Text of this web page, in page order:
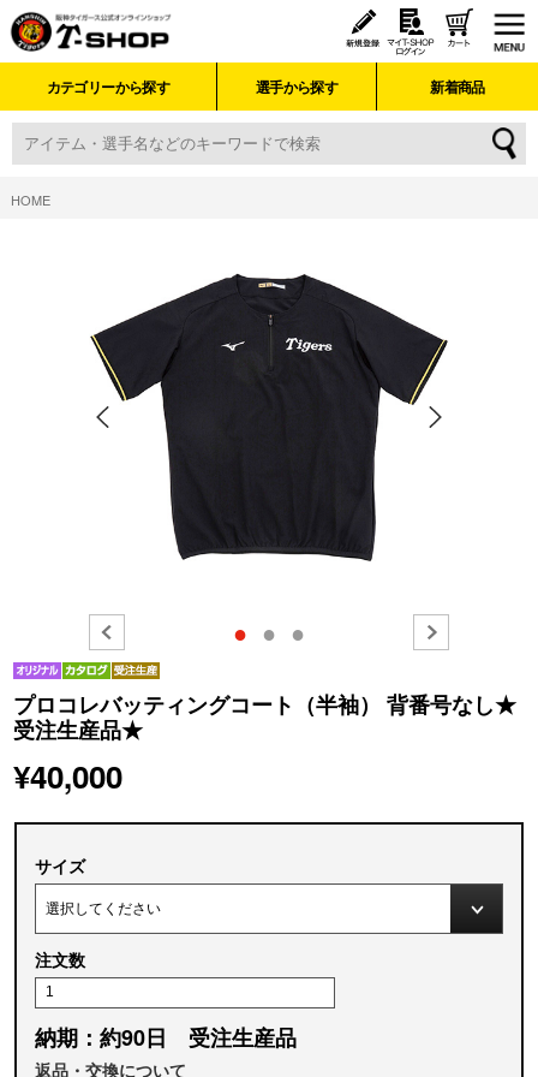
カテゴリーから探す 選手から探す 新着商品
HOME
● ● ●
プロコレバッティングコート（半袖） 背番号なし★
受注生産品★
¥40,000
サイズ
注文数
納期：約90日 受注生産品
返品・交換について